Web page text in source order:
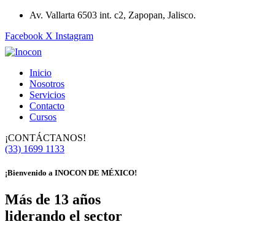
Av. Vallarta 6503 int. c2, Zapopan, Jalisco.
Facebook X Instagram
Inicio
Nosotros
Servicios
Contacto
Cursos
¡CONTÁCTANOS!
(33) 1699 1133
¡Bienvenido a INOCON DE MÉXICO!
Más de 13 años
liderando el sector